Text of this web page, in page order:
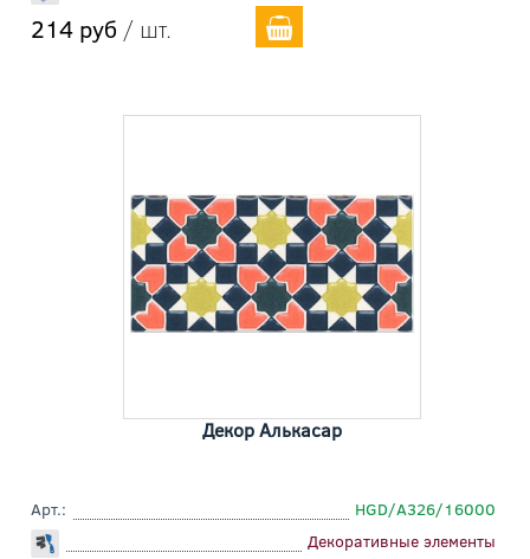
214 руб / шт.
Декор Алькасар
Арт.:
HGD/A326/16000
Декоративные элементы